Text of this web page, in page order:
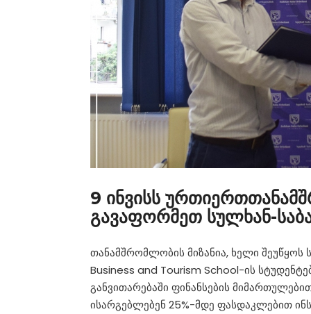
9 ინვისს
გავაფორმეთ სულხან-
თანამშრომლობის მიზანია, ხელი შეუწყოს
Business and Tourism School-ის
განვითარებაში ფინანსების
ისარგებლებენ 25%-მდე ფასდაკლებით